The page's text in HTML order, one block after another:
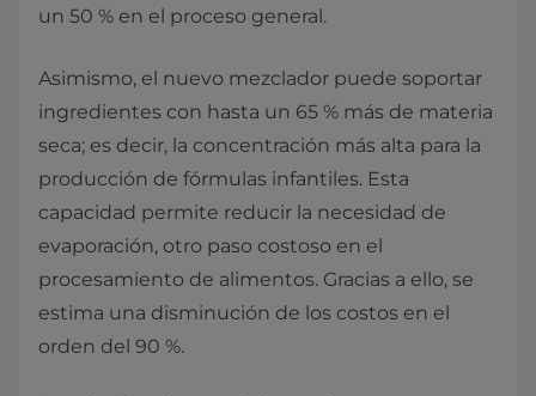
un 50 % en el proceso general.
Asimismo, el nuevo mezclador puede soportar
ingredientes con hasta un 65 % más de materia
seca; es decir, la concentración más alta para la
producción de fórmulas infantiles. Esta
capacidad permite reducir la necesidad de
evaporación, otro paso costoso en el
procesamiento de alimentos. Gracias a ello, se
estima una disminución de los costos en el
orden del 90 %.